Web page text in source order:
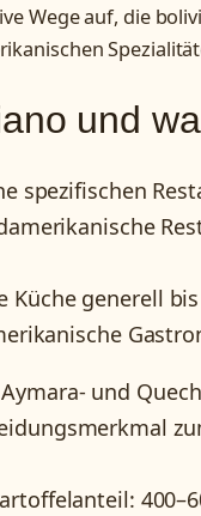
Wege auf, die
und
spezifischen
Küche generell
und